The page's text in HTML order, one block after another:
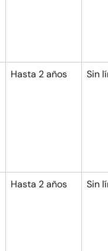
Hasta 2 años Sin
Hasta 2 años Sin